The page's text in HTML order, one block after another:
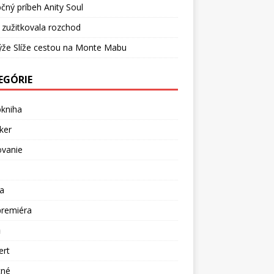
príbeh Anity Soul
zužitkovala rozchod
Slíže cestou na Monte Mabu